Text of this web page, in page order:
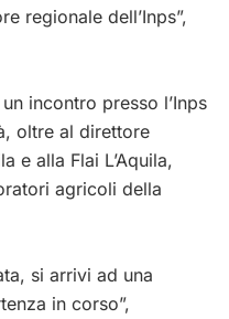
regionale dell’Inps”,
incontro presso l’Inps
oltre al direttore
e alla Flai L’Aquila,
agricoli della
si arrivi ad una
in corso”,